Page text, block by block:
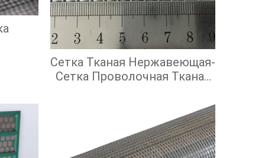
Сетка Тканая Нержавеющая-
Сетка Проволочная Тканая